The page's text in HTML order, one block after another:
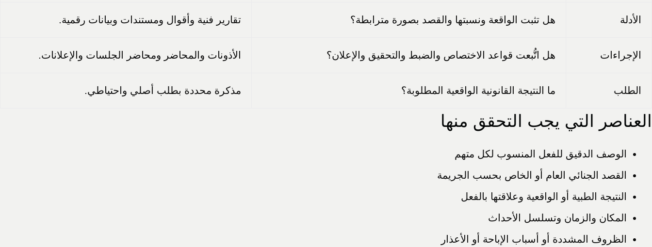
الأدلة هل تثبت الواقعة ونسبتها والقصد بصورة مترابطة؟ تقارير فنية وأقوال ومستندات وبيانات رقمية.
الإجراءات هل اتُّبعت قواعد الاختصاص والضبط والتحقيق والإعلان؟ الأذونات والمحاضر ومحاضر الجلسات والإعلانات.
الطلب ما النتيجة القانونية الواقعية المطلوبة؟ مذكرة محددة بطلب أصلي واحتياطي.
العناصر التي يجب التحقق منها
الوصف الدقيق للفعل المنسوب لكل متهم
القصد الجنائي العام أو الخاص بحسب الجريمة
النتيجة الطبية أو الواقعية وعلاقتها بالفعل
المكان والزمان وتسلسل الأحداث
الظروف المشددة أو أسباب الإباحة أو الأعذار